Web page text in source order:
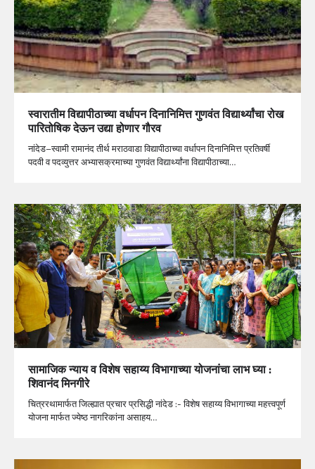
स्वारातीम वि‌द्यापीठाच्या वर्धापन दिनानिमित्त गुणवंत विद्यार्थ्यांचा रोख
पारितोषिक देऊन उद्या होणार गौरव
नांदेड–स्वामी रामानंद तीर्थ मराठवाडा विद्यापीठाच्या वर्धापन दिनानिमित्त प्रतिवर्षी
पदवी व पदव्युत्तर अभ्यासक्रमाच्या गुणवंत विद्यार्थ्यांना विद्यापीठाच्या…
सामाजिक न्याय व विशेष सहाय्य विभागाच्या योजनांचा लाभ घ्या :
शिवानंद मिनगीरे
चित्ररथामार्फत जिल्ह्यात प्रचार प्रसिद्धी नांदेड :- विशेष सहाय्य विभागाच्या महत्त्वपूर्ण
योजना मार्फत ज्येष्ठ नागरिकांना असाहय…